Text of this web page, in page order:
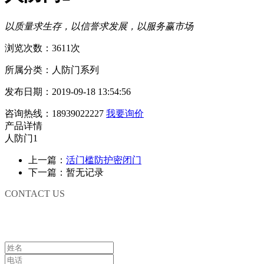
以质量求生存，以信誉求发展，以服务赢市场
浏览次数：3611次
所属分类：人防门系列
发布日期：2019-09-18 13:54:56
咨询热线：18939022227 我要询价
产品详情
人防门1
上一篇： 活门槛防护密闭门
下一篇：暂无记录
CONTACT US